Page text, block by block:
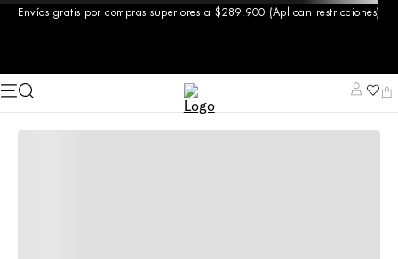
Envíos gratis por compras superiores a $289.900 (Aplican restricciones)